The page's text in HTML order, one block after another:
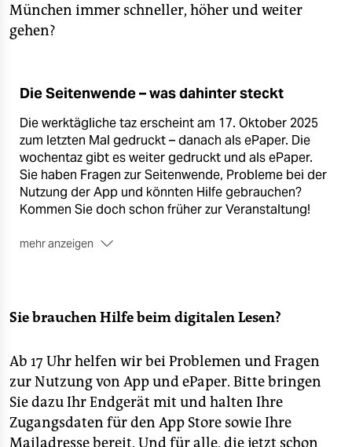
München immer schneller, höher und weiter
gehen?
Die Seitenwende – was dahinter steckt
Die werktägliche taz erscheint am 17. Oktober 2025
zum letzten Mal gedruckt – danach als ePaper. Die
wochentaz gibt es weiter gedruckt und als ePaper.
Sie haben Fragen zur Seitenwende, Probleme bei der
Nutzung der App und könnten Hilfe gebrauchen?
Kommen Sie doch schon früher zur Veranstaltung!
mehr anzeigen
Sie brauchen Hilfe beim digitalen Lesen?
Ab 17 Uhr helfen wir bei Problemen und Fragen
zur Nutzung von App und ePaper. Bitte bringen
Sie dazu Ihr Endgerät mit und halten Ihre
Zugangsdaten für den App Store sowie Ihre
Mailadresse bereit. Und für alle, die jetzt schon